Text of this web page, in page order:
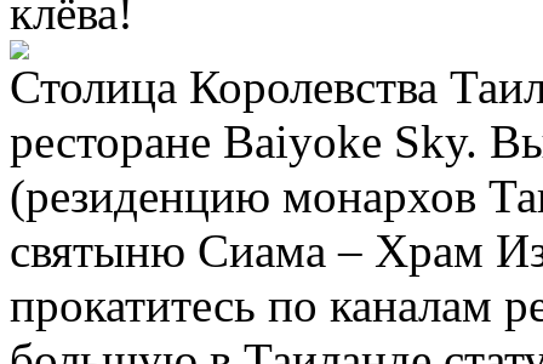
клёва!
Столица Королевства
ресторане Baiyoke Sky.
(резиденцию монархов
святыню Сиама – Храм
прокатитесь по каналам